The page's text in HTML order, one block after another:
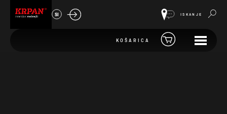
SI ISKANJE
KOŠARICA